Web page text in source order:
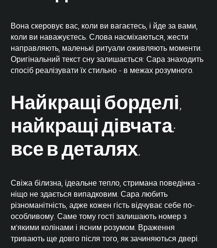
Вона скеровує вас, коли ви вагаєтесь, і йде за вами,
коли ви наважуєтесь. Слова насміхаються, жести
направляють, маленькі ритуали оживляють моменти.
Оригінальний текст сну залишається: Сара знаходить
спосіб реалізувати їх стильно - в межах розумного.
Найкращі борделі,
найкращі дівчата:
все в деталях.
Свіжа білизна, ідеальне тепло, стримана поведінка -
ніщо не здається випадковим. Сара любить
різноманітність, адже кожен гість відчуває себе по-
особливому. Саме тому гості залишають номер з
м'якими колінами і ясним розумом. Враження
тривають ще довго після того, як зачиняються двері.